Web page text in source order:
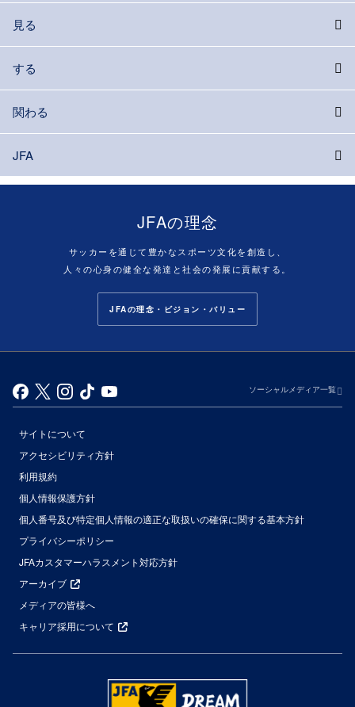
見る
する
関わる
JFA
JFAの理念
サッカーを通じて豊かなスポーツ文化を創造し、
人々の心身の健全な発達と社会の発展に貢献する。
JFAの理念・ビジョン・バリュー
ソーシャルメディア一覧
サイトについて
アクセシビリティ方針
利用規約
個人情報保護方針
個人番号及び特定個人情報の適正な取扱いの確保に関する基本方針
プライバシーポリシー
JFAカスタマーハラスメント対応方針
アーカイブ
メディアの皆様へ
キャリア採用について